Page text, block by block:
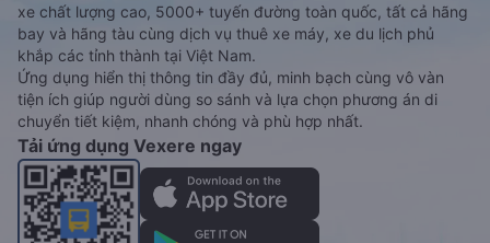
xe chất lượng cao, 5000+ tuyến đường toàn quốc, tất cả hãng
bay và hãng tàu cùng dịch vụ thuê xe máy, xe du lịch phủ
khắp các tỉnh thành tại Việt Nam.
Ứng dụng hiển thị thông tin đầy đủ, minh bạch cùng vô vàn
tiện ích giúp người dùng so sánh và lựa chọn phương án di
chuyển tiết kiệm, nhanh chóng và phù hợp nhất.
Tải ứng dụng Vexere ngay